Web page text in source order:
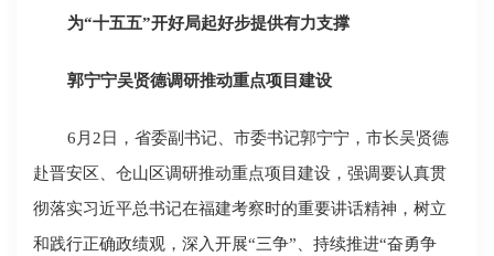
为“十五五”开好局起好步提供有力支撑
郭宁宁吴贤德调研推动重点项目建设
6月2日，省委副书记、市委书记郭宁宁，市长吴贤德
赴晋安区、仓山区调研推动重点项目建设，强调要认真贯
彻落实习近平总书记在福建考察时的重要讲话精神，树立
和践行正确政绩观，深入开展“三争”、持续推进“奋勇争